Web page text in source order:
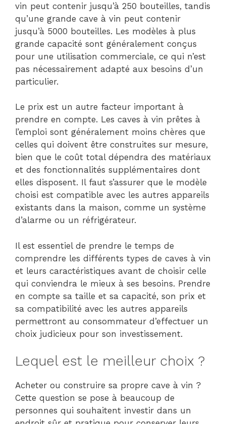
vin peut contenir jusqu’à 250 bouteilles, tandis
qu’une grande cave à vin peut contenir
jusqu’à 5000 bouteilles. Les modèles à plus
grande capacité sont généralement conçus
pour une utilisation commerciale, ce qui n’est
pas nécessairement adapté aux besoins d’un
particulier.
Le prix est un autre facteur important à
prendre en compte. Les caves à vin prêtes à
l’emploi sont généralement moins chères que
celles qui doivent être construites sur mesure,
bien que le coût total dépendra des matériaux
et des fonctionnalités supplémentaires dont
elles disposent. Il faut s’assurer que le modèle
choisi est compatible avec les autres appareils
existants dans la maison, comme un système
d’alarme ou un réfrigérateur.
Il est essentiel de prendre le temps de
comprendre les différents types de caves à vin
et leurs caractéristiques avant de choisir celle
qui conviendra le mieux à ses besoins. Prendre
en compte sa taille et sa capacité, son prix et
sa compatibilité avec les autres appareils
permettront au consommateur d’effectuer un
choix judicieux pour son investissement.
Lequel est le meilleur choix ?
Acheter ou construire sa propre cave à vin ?
Cette question se pose à beaucoup de
personnes qui souhaitent investir dans un